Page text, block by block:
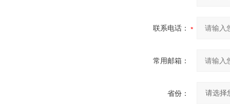
联系电话：
常用邮箱：
省份：